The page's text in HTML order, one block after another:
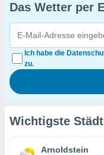
Das Wetter per
Ich habe die
zu.
Wichtigste
Arnoldstein